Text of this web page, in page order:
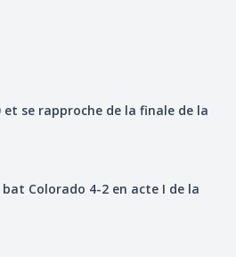
et se rapproche de la finale de la
bat Colorado 4-2 en acte I de la